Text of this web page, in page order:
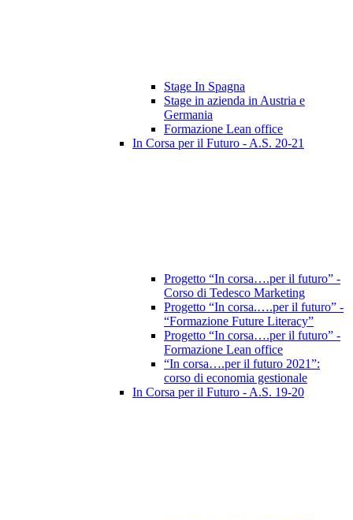
Stage In Spagna
Stage in azienda in Austria e
Germania
Formazione Lean office
In Corsa per il Futuro - A.S. 20-21
Progetto “In corsa….per il futuro” -
Corso di Tedesco Marketing
Progetto “In corsa.….per il futuro” -
“Formazione Future Literacy”
Progetto “In corsa….per il futuro” -
Formazione Lean office
“In corsa….per il futuro 2021”:
corso di economia gestionale
In Corsa per il Futuro - A.S. 19-20